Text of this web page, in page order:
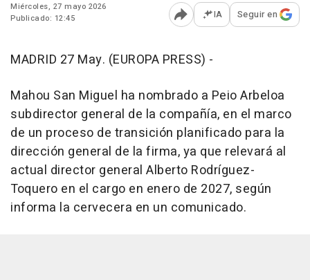
Miércoles, 27 mayo 2026
Publicado: 12:45
Abrir opciones para
IA Seguir en
MADRID 27 May. (EUROPA PRESS) -
Mahou San Miguel ha nombrado a Peio Arbeloa
subdirector general de la compañía, en el marco
de un proceso de transición planificado para la
dirección general de la firma, ya que relevará al
actual director general Alberto Rodríguez-
Toquero en el cargo en enero de 2027, según
informa la cervecera en un comunicado.